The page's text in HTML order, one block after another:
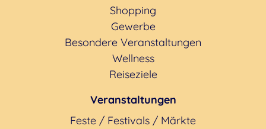
Shopping
Gewerbe
Besondere Veranstaltungen
Wellness
Reiseziele
Veranstaltungen
Feste / Festivals / Märkte